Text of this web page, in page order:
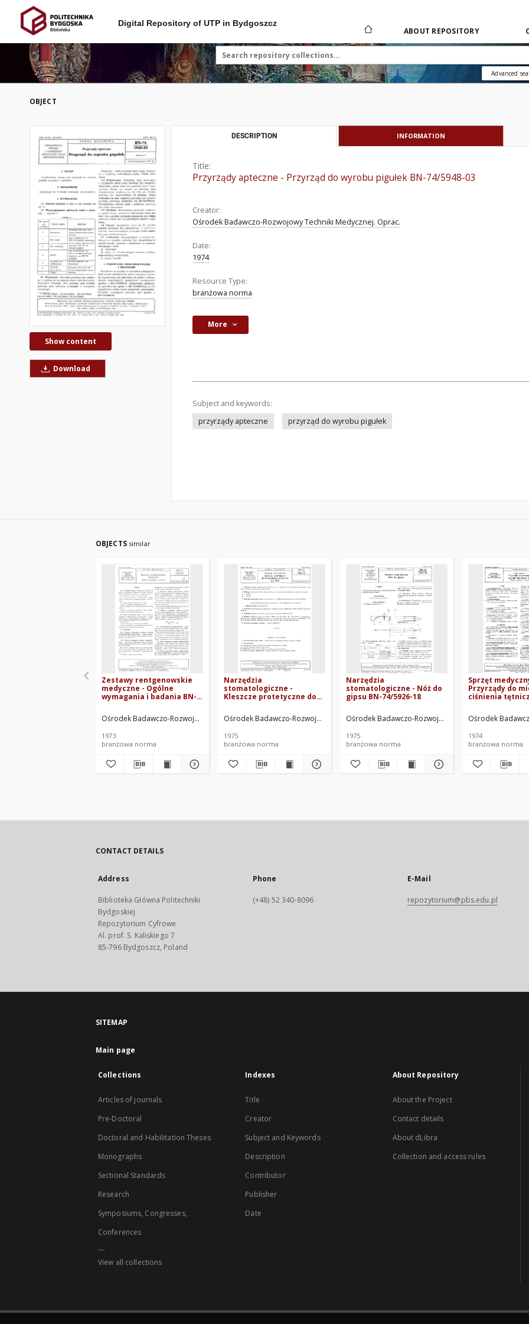
Digital Repository of UTP in Bydgoszcz
ABOUT REPOSITORY
Advanced
OBJECT
Show content
Download
DESCRIPTION INFORMATION
Title:
Przyrządy apteczne - Przyrząd do wyrobu pigułek BN-74/5948-03
Creator:
Ośrodek Badawczo-Rozwojowy Techniki Medycznej. Oprac.
Date:
1974
Resource Type:
branżowa norma
More
Subject and keywords:
przyrządy apteczne
przyrząd do wyrobu pigułek
OBJECTS similar
Zestawy rentgenowskie
medyczne - Ogólne
wymagania i badania BN-
Ośrodek Badawczo-Rozwojowy Techniki Medycznej. Oprac.
1973
branżowa norma
Narzędzia
stomatologiczne -
Kleszcze protetyczne do
How BN-74/5926-16
Ośrodek Badawczo-Rozwojowy Techniki Medycznej ORMED. Oprac.
1975
branżowa norma
Narzędzia
stomatologiczne - Nóż do
gipsu BN-74/5926-18
Ośrodek Badawczo-Rozwojowy Techniki Medycznej
1975
branżowa norma
Sprzęt
Przyrządy do
ciśnienia
badania BN-74/
Ośrodek
1974
branżowa norma
CONTACT DETAILS
Address
Biblioteka Główna Politechniki
Bydgoskiej
Repozytorium Cyfrowe
Al. prof. S. Kaliskiego 7
85-796 Bydgoszcz, Poland
Phone
(+48) 52 340-8096
E-Mail
repozytorium@pbs.edu.pl
SITEMAP
Main page
Collections
Articles of journals
Pre-Doctoral
Doctoral and Habilitation Theses
Monographs
Sectional Standards
Research
Symposiums, Congresses,
Conferences
...
View all collections
Indexes
Title
Creator
Subject and Keywords
Description
Contributor
Publisher
Date
About Repository
About the Project
Contact details
About dLibra
Collection and access rules